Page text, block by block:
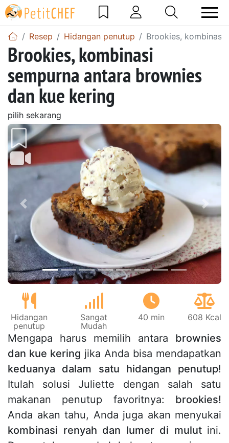
Resep Hidangan penutup Brookies, kombinasi
Brookies, kombinasi
sempurna antara brownies
dan kue kering
pilih sekarang
Sebelumnya
Hidangan
penutup
Sangat
Mudah
40 min 608 Kcal
Mengapa harus memilih antara brownies
dan kue kering jika Anda bisa mendapatkan
keduanya dalam satu hidangan penutup!
Itulah solusi Juliette dengan salah satu
makanan penutup favoritnya: brookies!
Anda akan tahu, Anda juga akan menyukai
kombinasi renyah dan lumer di mulut ini.